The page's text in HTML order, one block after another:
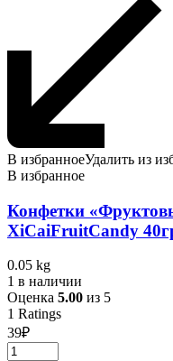
В избранноеУдалить из
В избранное
Конфетки
XiCaiFruitCandy
0.05 kg
1 в наличии
Оценка 5.00 из 5
1 Ratings
39₽